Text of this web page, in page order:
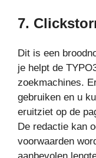
7.
Dit is een
je helpt de
zoekmachines.
gebruiken en u
eruitziet op de
De redactie kan
voorwaarden
aanbevolen